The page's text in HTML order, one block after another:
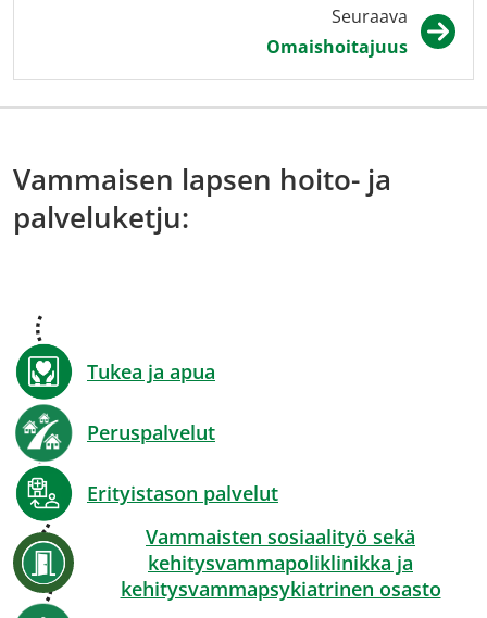
Seuraava
Omaishoitajuus
Vammaisen lapsen hoito- ja
palveluketju:
Tukea ja apua
Peruspalvelut
Erityistason palvelut
Vammaisten sosiaalityö sekä
kehitysvammapoliklinikka ja
kehitysvammapsykiatrinen osasto